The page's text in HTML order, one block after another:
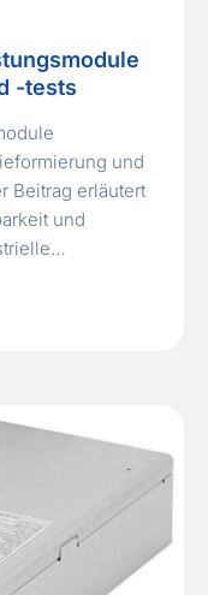
-tests
und
Beitrag erläutert
und